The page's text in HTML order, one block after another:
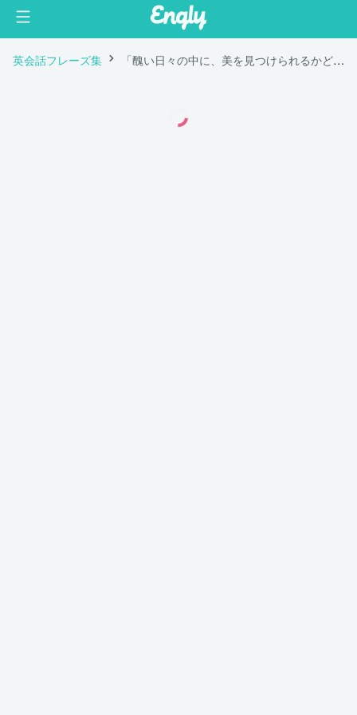
英会話フレーズ集 「醜い日々の中に、美を見つけられるかどうかはあなた次第です。」は英語で "It's up to you to find beauty in the ugliest days."